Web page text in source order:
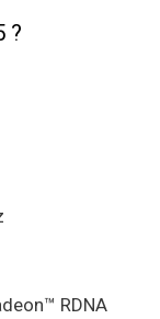
?
RDNA